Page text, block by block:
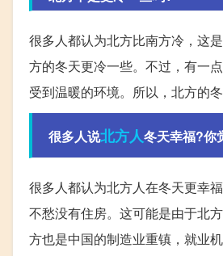
很多人都认为北方比南方冷，这
方的冬天更冷一些。不过，有一
受到温暖的环境。所以，北方的
很多人说北方人冬天幸福?你
很多人都认为北方人在冬天更幸
不愁没有住房。这可能是由于北
方也是中国的制造业重镇，就业